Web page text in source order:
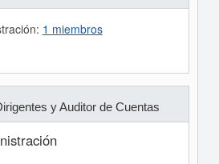
1 miembros
y Auditor de Cuentas